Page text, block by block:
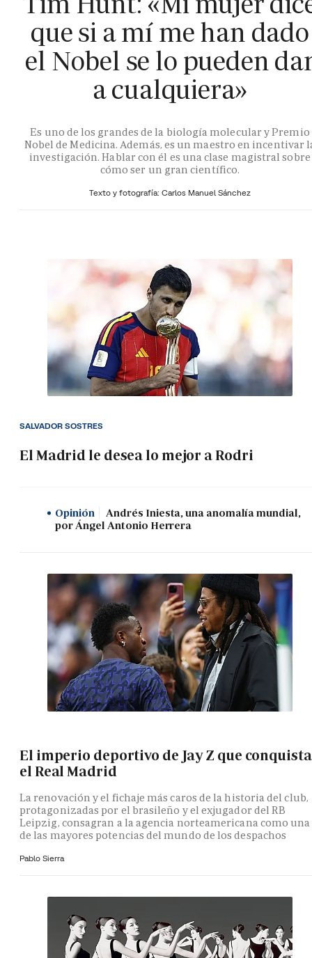
que si a mí me han dado
el Nobel se lo pueden
a cualquiera»
Es uno de los grandes de la biología molecular y Premio
Nobel de Medicina. Además, es un maestro en incentivar
investigación. Hablar con él es una clase magistral sobre
cómo ser un gran científico.
Texto y fotografía: Carlos Manuel Sánchez
El Madrid le desea lo mejor a Rodri
SALVADOR SOSTRES
Opinión
Andrés Iniesta, una anomalía mundial,
por Ángel Antonio Herrera
El imperio deportivo de Jay Z que conquista
el Real Madrid
La renovación y el fichaje más caros de la historia del club,
protagonizadas por el brasileño y el exjugador del RB
Leipzig, consagran a la agencia norteamericana como una
de las mayores potencias del mundo de los despachos
Pablo Sierra